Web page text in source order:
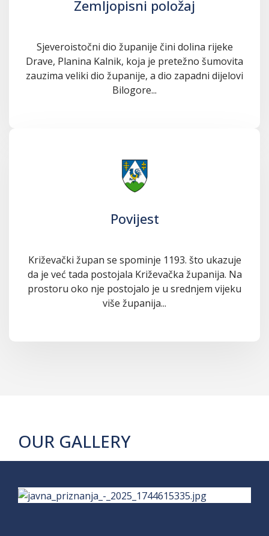
Zemljopisni položaj
Sjeveroistočni dio županije čini dolina rijeke
Drave, Planina Kalnik, koja je pretežno šumovita
zauzima veliki dio županije, a dio zapadni dijelovi
Bilogore...
Povijest
Križevački župan se spominje 1193. što ukazuje
da je već tada postojala Križevačka županija. Na
prostoru oko nje postojalo je u srednjem vijeku
više županija...
OUR GALLERY